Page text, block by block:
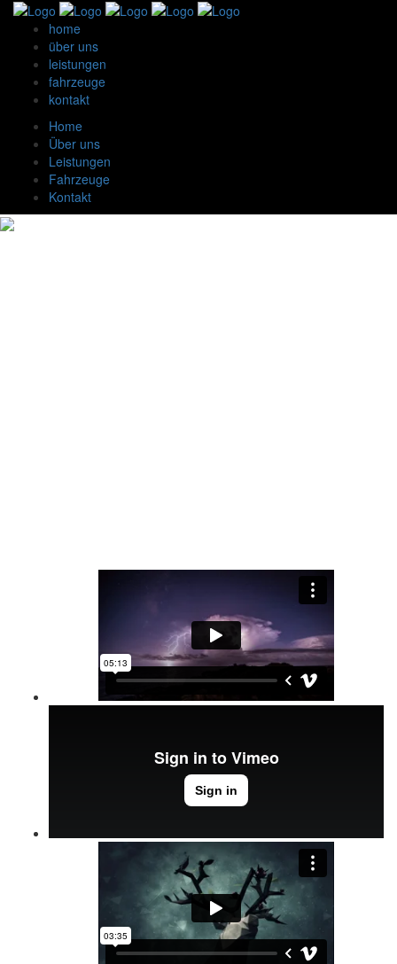
home
über uns
leistungen
fahrzeuge
kontakt
Home
Über uns
Leistungen
Fahrzeuge
Kontakt